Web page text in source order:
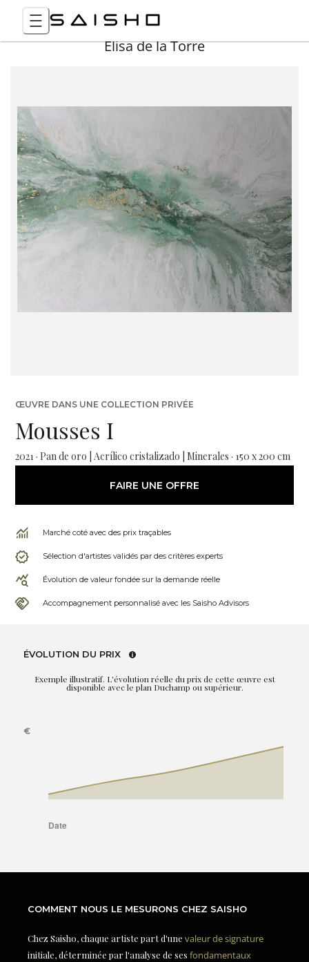
Elisa de la Torre
ŒUVRE DANS UNE COLLECTION PRIVÉE
Mousses I
2021 · Pan de oro | Acrílico cristalizado | Minerales · 150 x 200 cm
FAIRE UNE OFFRE
Marché coté avec des prix traçables
Sélection d'artistes validés par des critères experts
Évolution de valeur fondée sur la demande réelle
Accompagnement personnalisé avec les Saisho Advisors
ÉVOLUTION DU PRIX
Exemple illustratif. L'évolution réelle du prix de cette œuvre est
disponible avec le plan Duchamp ou supérieur.
COMMENT NOUS LE MESURONS CHEZ SAISHO
Chez Saisho, chaque artiste part d'une valeur de signature
initiale, déterminée par l'analyse de ses fondamentaux